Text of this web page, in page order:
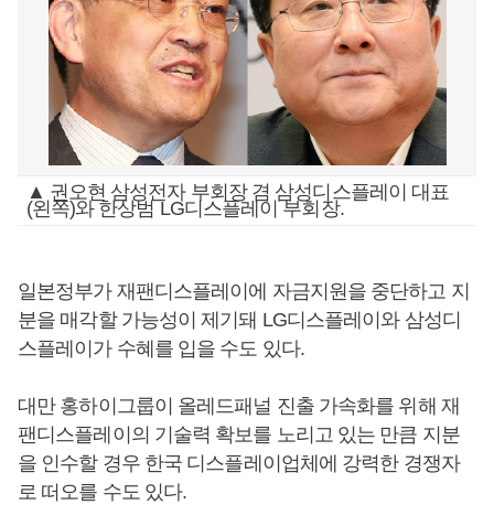
▲ 권오현 삼성전자 부회장 겸 삼성디스플레이 대표
(왼쪽)와 한상범 LG디스플레이 부회장.
일본정부가 재팬디스플레이에 자금지원을 중단하고 지
분을 매각할 가능성이 제기돼 LG디스플레이와 삼성디
스플레이가 수혜를 입을 수도 있다.
대만 홍하이그룹이 올레드패널 진출 가속화를 위해 재
팬디스플레이의 기술력 확보를 노리고 있는 만큼 지분
을 인수할 경우 한국 디스플레이업체에 강력한 경쟁자
로 떠오를 수도 있다.